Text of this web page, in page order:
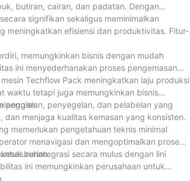
butiran, cairan, dan padatan. Dengan
signifikan sekaligus meminimalkan
meningkatkan efisiensi dan produktivitas. Fitur-
memungkinkan bisnis dengan mudah
ini menyederhanakan proses pengemasan
Techflow Pack meningkatkan laju produksi
waktu tetapi juga memungkinkan bisnis
pengisian, penyegelan, dan pelabelan yang
menjaga kualitas kemasan yang konsisten.
memerlukan pengetahuan teknis minimal
menavigasi dan mengoptimalkan proses
berintegrasi secara mulus dengan lini
ini memungkinkan perusahaan untuk